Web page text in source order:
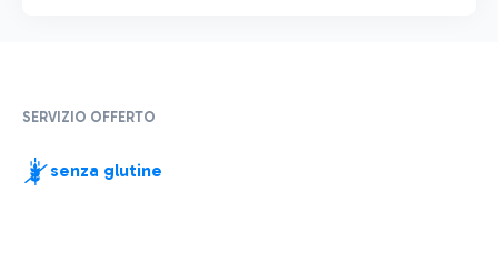
SERVIZIO OFFERTO
senza glutine